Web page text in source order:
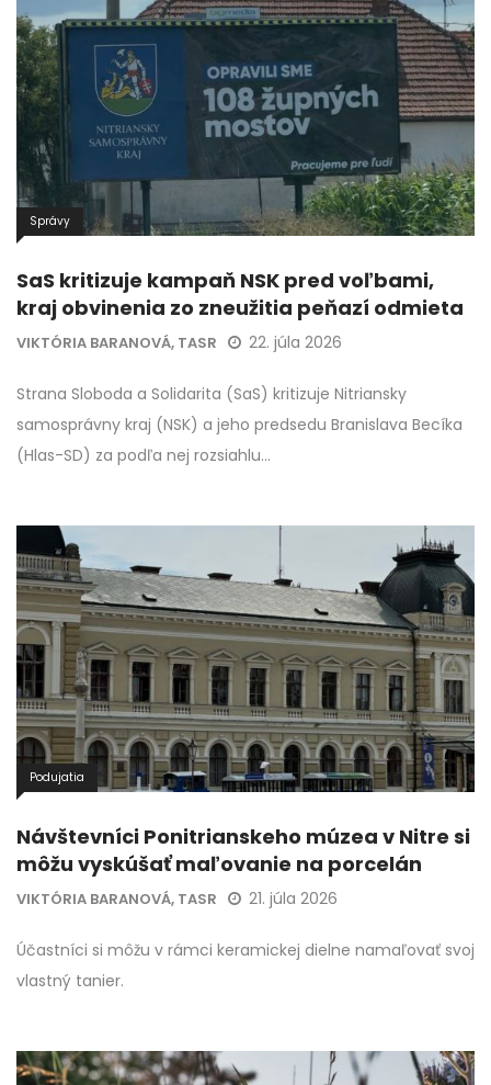
Správy
SaS kritizuje kampaň NSK pred voľbami,
kraj obvinenia zo zneužitia peňazí odmieta
VIKTÓRIA BARANOVÁ, TASR 22. júla 2026
Strana Sloboda a Solidarita (SaS) kritizuje Nitriansky
samosprávny kraj (NSK) a jeho predsedu Branislava Becíka
(Hlas-SD) za podľa nej rozsiahlu…
Podujatia
Návštevníci Ponitrianskeho múzea v Nitre si
môžu vyskúšať maľovanie na porcelán
VIKTÓRIA BARANOVÁ, TASR 21. júla 2026
Účastníci si môžu v rámci keramickej dielne namaľovať svoj
vlastný tanier.